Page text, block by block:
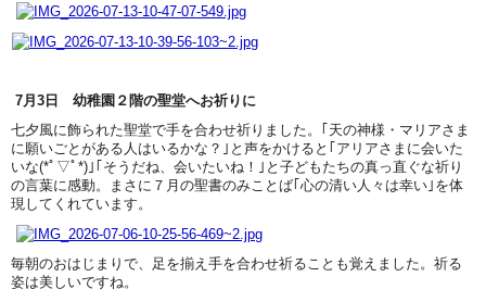
7月3日 幼稚園２階の聖堂へお祈りに
七夕風に飾られた聖堂で手を合わせ祈りました。｢天の神様・マリアさま
に願いごとがある人はいるかな？｣と声をかけると｢アリアさまに会いた
いな(*ﾟ▽ﾟ*)｣｢そうだね、会いたいね！｣と子どもたちの真っ直ぐな祈り
の言葉に感動。まさに７月の聖書のみことば｢心の清い人々は幸い｣を体
現してくれています。
毎朝のおはじまりで、足を揃え手を合わせ祈ることも覚えました。祈る
姿は美しいですね。